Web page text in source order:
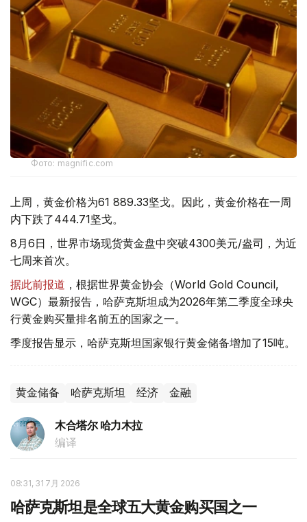
Фото: magnific.com
上周，黄金价格为61 889.33坚戈。因此，黄金价格在一周
内下跌了444.71坚戈。
8月6日，世界市场现货黄金盘中突破4300美元/盎司，为近
七周来首次。
据此前报道 ，根据世界黄金协会（World Gold Council,
WGC）最新报告，哈萨克斯坦成为2026年第二季度全球央
行黄金购买量排名前五的国家之一。
季度报告显示，哈萨克斯坦国家银行黄金储备增加了15吨。
黄金储备 哈萨克斯坦 经济 金融
木合塔尔 哈力木拉
编译
08:31, 31 7月 2026
哈萨克斯坦是全球五大黄金购买国之一